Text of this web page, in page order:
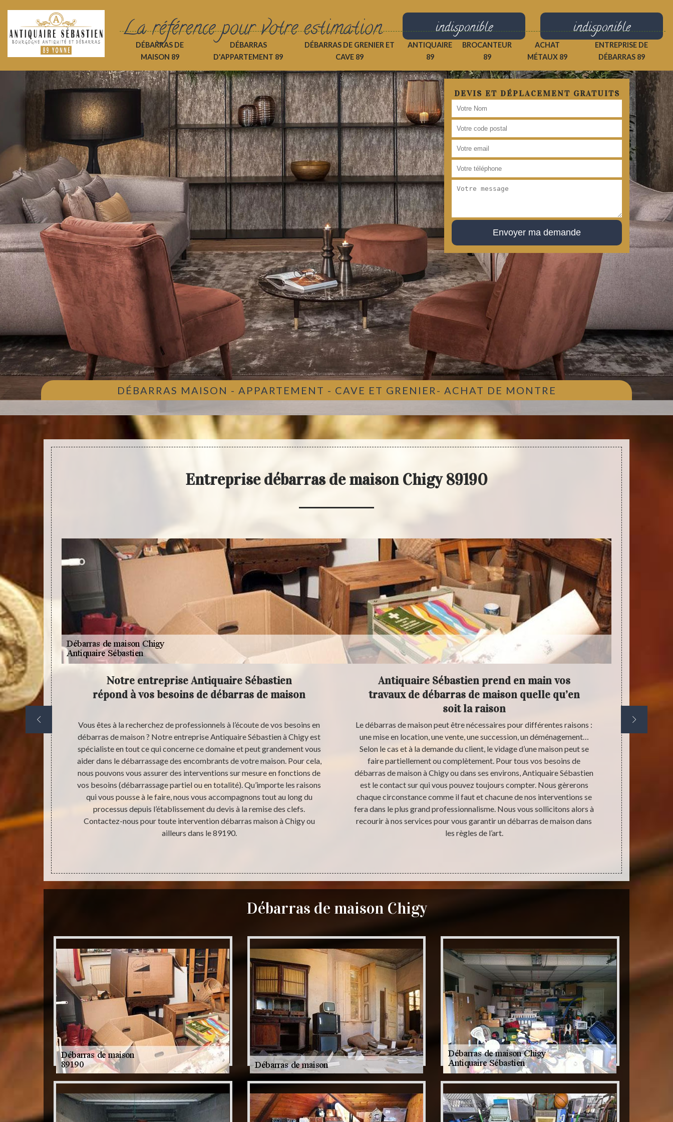
La référence pour votre estimation indisponible indisponible
DÉBARRAS DE
MAISON 89
DÉBARRAS
D'APPARTEMENT 89
DÉBARRAS DE GRENIER ET
CAVE 89
ANTIQUAIRE
89
BROCANTEUR
89
ACHAT
MÉTAUX 89
ENTREPRISE DE
DÉBARRAS 89
DEVIS ET DÉPLACEMENT GRATUITS
DÉBARRAS MAISON - APPARTEMENT - CAVE ET GRENIER- ACHAT DE MONTRE
Entreprise débarras de maison Chigy 89190
aux
89190 par
seulement
mais nous
en votre
Notre entreprise Antiquaire Sébastien
répond à vos besoins de débarras de maison
Vous êtes à la recherchez de professionnels à l’écoute de vos besoins en
débarras de maison ? Notre entreprise Antiquaire Sébastien à Chigy est
spécialiste en tout ce qui concerne ce domaine et peut grandement vous
aider dans le débarrassage des encombrants de votre maison. Pour cela,
nous pouvons vous assurer des interventions sur mesure en fonctions de
vos besoins (débarrassage partiel ou en totalité). Qu’importe les raisons
qui vous pousse à le faire, nous vous accompagnons tout au long du
processus depuis l’établissement du devis à la remise des clefs.
Contactez-nous pour toute intervention débarras maison à Chigy ou
ailleurs dans le 89190.
Antiquaire Sébastien prend en main vos
travaux de débarras de maison quelle qu’en
soit la raison
Le débarras de maison peut être nécessaires pour différentes raisons :
une mise en location, une vente, une succession, un déménagement…
Selon le cas et à la demande du client, le vidage d’une maison peut se
faire partiellement ou complètement. Pour tous vos besoins de
débarras de maison à Chigy ou dans ses environs, Antiquaire Sébastien
est le contact sur qui vous pouvez toujours compter. Nous gèrerons
chaque circonstance comme il faut et chacune de nos interventions se
fera dans le plus grand professionnalisme. Nous vous sollicitons alors à
recourir à nos services pour vous garantir un débarras de maison dans
les règles de l’art.
Selon les
Débarras de maison Chigy